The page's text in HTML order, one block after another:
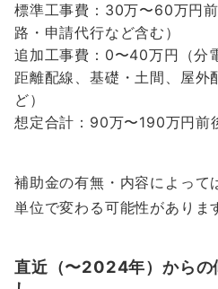
標準工事費：30万〜60万円
路・申請代行など含む）
追加工事費：0〜40万円（分
距離配線、基礎・土間、屋外
ど）
想定合計：90万〜190万円前
補助金の有無・内容によって
単位で変わる可能性がありま
直近（〜2024年）から